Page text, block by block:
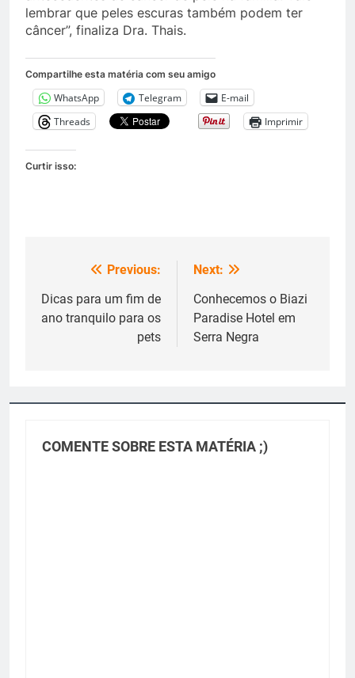
lembrar que peles escuras também podem ter
câncer”, finaliza Dra. Thais.
Compartilhe esta matéria com seu amigo
WhatsApp Telegram
E-mail
Threads
Imprimir
Curtir isso:
Navegação
de
Previous:
Dicas para um fim de
ano tranquilo para os
pets
Next:
Conhecemos o Biazi
Paradise Hotel em
Serra Negra
COMENTE SOBRE ESTA MATÉRIA ;)